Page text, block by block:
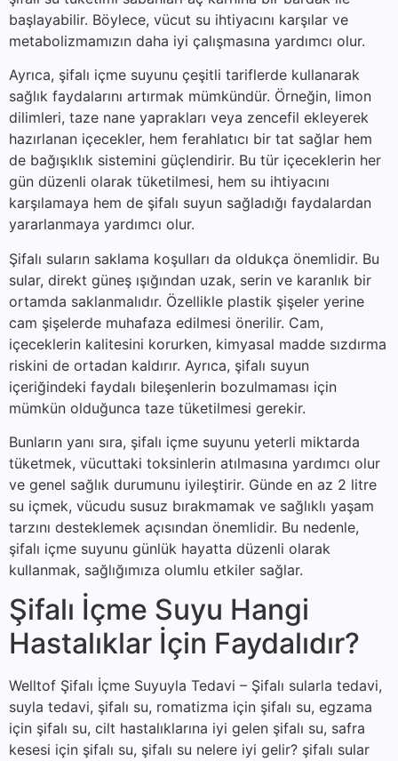
başlayabilir. Böylece, vücut su ihtiyacını karşılar ve
metabolizmamızın daha iyi çalışmasına yardımcı olur.
Ayrıca, şifalı içme suyunu çeşitli tariflerde kullanarak
sağlık faydalarını artırmak mümkündür. Örneğin, limon
dilimleri, taze nane yaprakları veya zencefil ekleyerek
hazırlanan içecekler, hem ferahlatıcı bir tat sağlar hem
de bağışıklık sistemini güçlendirir. Bu tür içeceklerin her
gün düzenli olarak tüketilmesi, hem su ihtiyacını
karşılamaya hem de şifalı suyun sağladığı faydalardan
yararlanmaya yardımcı olur.
Şifalı suların saklama koşulları da oldukça önemlidir. Bu
sular, direkt güneş ışığından uzak, serin ve karanlık bir
ortamda saklanmalıdır. Özellikle plastik şişeler yerine
cam şişelerde muhafaza edilmesi önerilir. Cam,
içeceklerin kalitesini korurken, kimyasal madde sızdırma
riskini de ortadan kaldırır. Ayrıca, şifalı suyun
içeriğindeki faydalı bileşenlerin bozulmaması için
mümkün olduğunca taze tüketilmesi gerekir.
Bunların yanı sıra, şifalı içme suyunu yeterli miktarda
tüketmek, vücuttaki toksinlerin atılmasına yardımcı olur
ve genel sağlık durumunu iyileştirir. Günde en az 2 litre
su içmek, vücudu susuz bırakmamak ve sağlıklı yaşam
tarzını desteklemek açısından önemlidir. Bu nedenle,
şifalı içme suyunu günlük hayatta düzenli olarak
kullanmak, sağlığımıza olumlu etkiler sağlar.
Şifalı İçme Suyu Hangi
Hastalıklar İçin Faydalıdır?
Welltof Şifalı İçme Suyuyla Tedavi – Şifalı sularla tedavi,
suyla tedavi, şifalı su, romatizma için şifalı su, egzama
için şifalı su, cilt hastalıklarına iyi gelen şifalı su, safra
kesesi için şifalı su, şifalı su nelere iyi gelir? şifalı sular